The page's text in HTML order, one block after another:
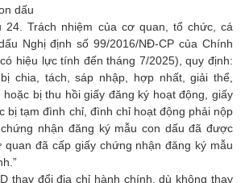
dấu
24. Trách nhiệm của cơ quan, tổ chức, cá
Nghị định số 99/2016/NĐ-CP của Chính
hiệu lực tính đến tháng 7/2025), quy định:
chia, tách, sáp nhập, hợp nhất, giải thể,
bị thu hồi giấy đăng ký hoạt động, giấy
bị tạm đình chỉ, đình chỉ hoạt động phải nộp
nhận đăng ký mẫu con dấu đã được
đã cấp giấy chứng nhận đăng ký mẫu
thay đổi địa chỉ hành chính, dù không thay